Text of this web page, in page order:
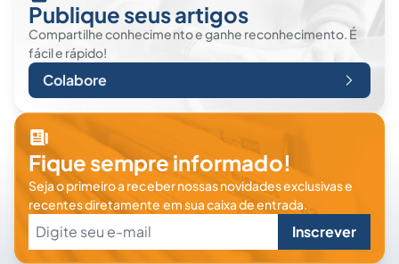
Publique seus artigos
Compartilhe conhecimento e ganhe reconhecimento. É
fácil e rápido!
Colabore
Fique sempre informado!
Seja o primeiro a receber nossas novidades exclusivas e
recentes diretamente em sua caixa de entrada.
Inscrever